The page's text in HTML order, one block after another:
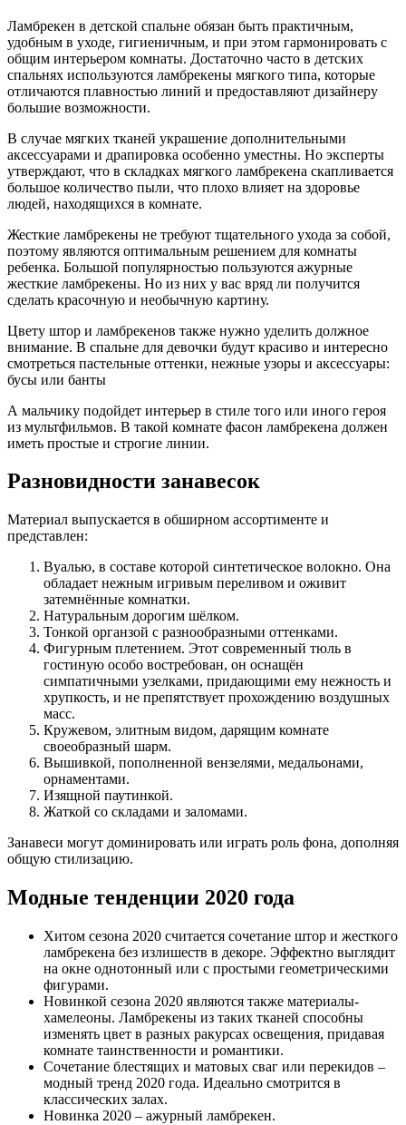
Ламбрекен в детской спальне обязан быть практичным,
удобным в уходе, гигиеничным, и при этом гармонировать с
общим интерьером комнаты. Достаточно часто в детских
спальнях используются ламбрекены мягкого типа, которые
отличаются плавностью линий и предоставляют дизайнеру
большие возможности.
В случае мягких тканей украшение дополнительными
аксессуарами и драпировка особенно уместны. Но эксперты
утверждают, что в складках мягкого ламбрекена скапливается
большое количество пыли, что плохо влияет на здоровье
людей, находящихся в комнате.
Жесткие ламбрекены не требуют тщательного ухода за собой,
поэтому являются оптимальным решением для комнаты
ребенка. Большой популярностью пользуются ажурные
жесткие ламбрекены. Но из них у вас вряд ли получится
сделать красочную и необычную картину.
Цвету штор и ламбрекенов также нужно уделить должное
внимание. В спальне для девочки будут красиво и интересно
смотреться пастельные оттенки, нежные узоры и аксессуары:
бусы или банты
А мальчику подойдет интерьер в стиле того или иного героя
из мультфильмов. В такой комнате фасон ламбрекена должен
иметь простые и строгие линии.
Разновидности занавесок
Материал выпускается в обширном ассортименте и
представлен:
Вуалью, в составе которой синтетическое волокно. Она
обладает нежным игривым переливом и оживит
затемнённые комнатки.
Натуральным дорогим шёлком.
Тонкой органзой с разнообразными оттенками.
Фигурным плетением. Этот современный тюль в
гостиную особо востребован, он оснащён
симпатичными узелками, придающими ему нежность и
хрупкость, и не препятствует прохождению воздушных
масс.
Кружевом, элитным видом, дарящим комнате
своеобразный шарм.
Вышивкой, пополненной вензелями, медальонами,
орнаментами.
Изящной паутинкой.
Жаткой со складами и заломами.
Занавеси могут доминировать или играть роль фона, дополняя
общую стилизацию.
Модные тенденции 2020 года
Хитом сезона 2020 считается сочетание штор и жесткого
ламбрекена без излишеств в декоре. Эффектно выглядит
на окне однотонный или с простыми геометрическими
фигурами.
Новинкой сезона 2020 являются также материалы-
хамелеоны. Ламбрекены из таких тканей способны
изменять цвет в разных ракурсах освещения, придавая
комнате таинственности и романтики.
Сочетание блестящих и матовых сваг или перекидов –
модный тренд 2020 года. Идеально смотрится в
классических залах.
Новинка 2020 – ажурный ламбрекен.